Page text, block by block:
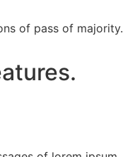
of pass of majority.
of pass of majority.